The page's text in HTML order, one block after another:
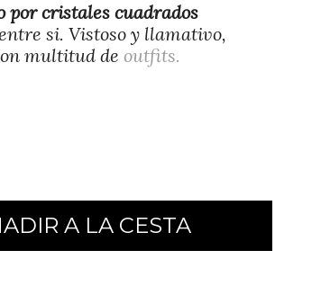
por cristales cuadrados
si. Vistoso y llamativo,
multitud de outfits.
A LA CESTA